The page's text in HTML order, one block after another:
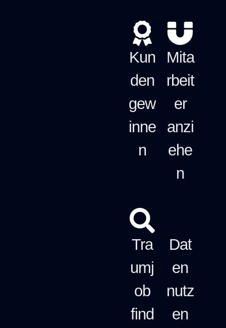
Kun
den
gew
inne
n
Mita
rbeit
er
anzi
ehe
n
Tra
umj
ob
find
Dat
en
nutz
en